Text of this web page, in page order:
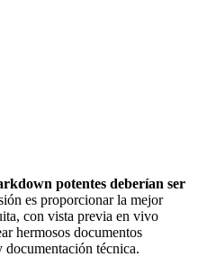
potentes deberían ser
es proporcionar la mejor
con vista previa en vivo
hermosos documentos
técnica.